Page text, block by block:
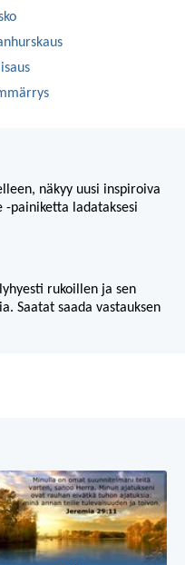
näkyy uusi inspiroiva
-painiketta ladataksesi
rukoillen ja sen
Saatat saada vastauksen